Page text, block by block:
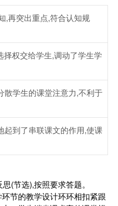
,再突出重点,符合认知规
择权交给学生,调动了学生学
散学生的课堂注意力,不利于
起到了串联课文的作用,使课
(节选),按照要求答题。
节的教学设计环环相扣紧跟